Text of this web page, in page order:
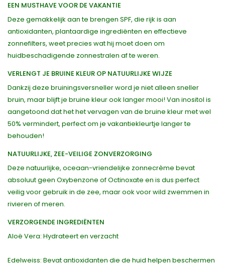
EEN MUSTHAVE VOOR DE VAKANTIE
Deze gemakkelijk aan te brengen SPF, die rijk is aan
antioxidanten, plantaardige ingrediënten en effectieve
zonnefilters, weet precies wat hij moet doen om
huidbeschadigende zonnestralen af te weren.
VERLENGT JE BRUINE KLEUR OP NATUURLIJKE WIJZE
Dankzij deze bruiningsversneller word je niet alleen sneller
bruin, maar blijft je bruine kleur ook langer mooi! Van inositol is
aangetoond dat het het vervagen van de bruine kleur met wel
50% vermindert, perfect om je vakantiekleurtje langer te
behouden!
NATUURLIJKE, ZEE-VEILIGE ZONVERZORGING
Deze natuurlijke, oceaan-vriendelijke zonnecrème bevat
absoluut geen Oxybenzone of Octinoxate en is dus perfect
veilig voor gebruik in de zee, maar ook voor wild zwemmen in
rivieren of meren.
VERZORGENDE INGREDIËNTEN
Aloë Vera: Hydrateert en verzacht
Edelweiss: Bevat antioxidanten die de huid helpen beschermen